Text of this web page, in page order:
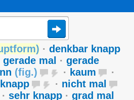
) · denkbar knapp
gerade mal · gerade
(fig.) · kaum
·
knapp · nicht mal
· sehr knapp · grad mal